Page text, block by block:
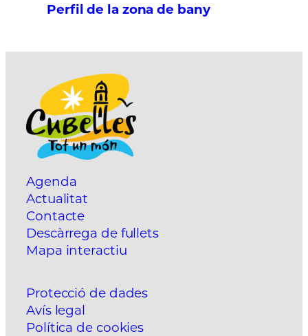
Perfil de la zona de bany
Agenda
Actualitat
Contacte
Descàrrega de fullets
Mapa interactiu
Protecció de dades
Avís legal
Política de cookies